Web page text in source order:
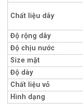
Chất liệu dây
Độ rộng dây
Độ chịu nước
Size mặt
Độ dày
Chất liệu vỏ
Hình dạng